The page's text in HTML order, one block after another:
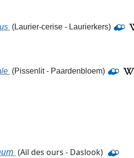
(Laurier-cerise - Laurierkers)
(Pissenlit - Paardenbloem)
(Ail des ours - Daslook)